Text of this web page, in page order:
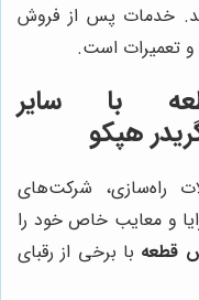
خدمات پس از فروش
تعمیرات است.
با سایر
هپکو
راه‌سازی، شرکت‌های
و معایب خاص خود را
قطعه با برخی از رقبای